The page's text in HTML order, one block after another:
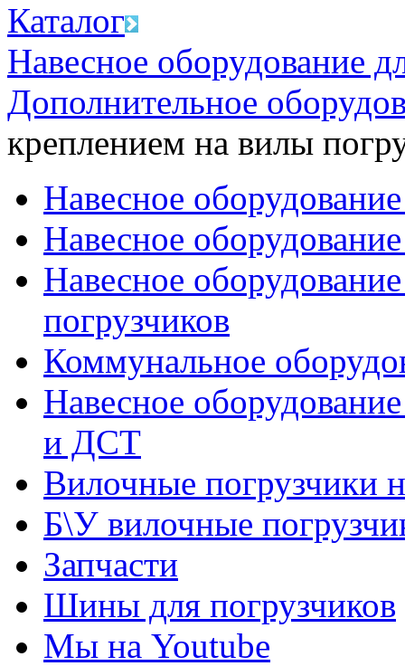
Каталог
Навесное оборудование
Дополнительное
креплением на вилы
Навесное
Навесное
Навесное
погрузчиков
Коммунальное
Навесное
и ДСТ
Вилочные погрузчики
Б\У вилочные
Запчасти
Шины для погрузчиков
Мы на Youtube